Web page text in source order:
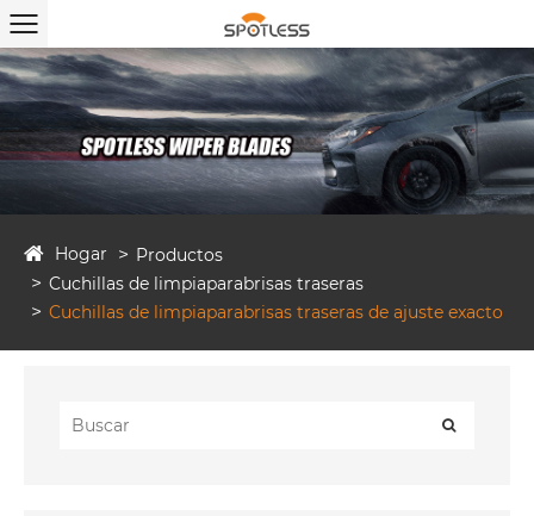
Hogar
Productos
Cuchillas de limpiaparabrisas traseras
Cuchillas de limpiaparabrisas traseras de ajuste exacto